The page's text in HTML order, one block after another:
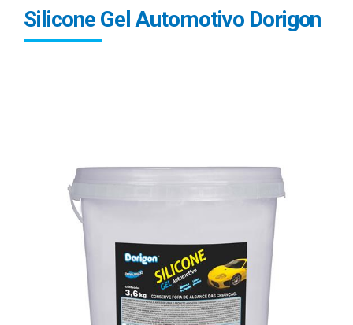
Silicone Gel Automotivo Dorigon